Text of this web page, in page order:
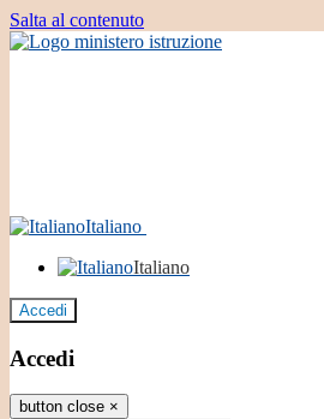
Salta al contenuto
Italiano
Italiano
Accedi
Accedi
button close ×